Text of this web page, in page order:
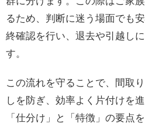
るため、判断に迷う場面でも
終確認を行い、退去や引越し
す。
この流れを守ることで、間取
しを防ぎ、効率よく片付けを
「仕分け」と「特徴」の要点